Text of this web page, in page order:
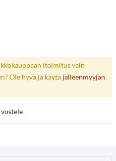
(toimitus vain
Ole hyvä ja käytä jälleenmyyjän